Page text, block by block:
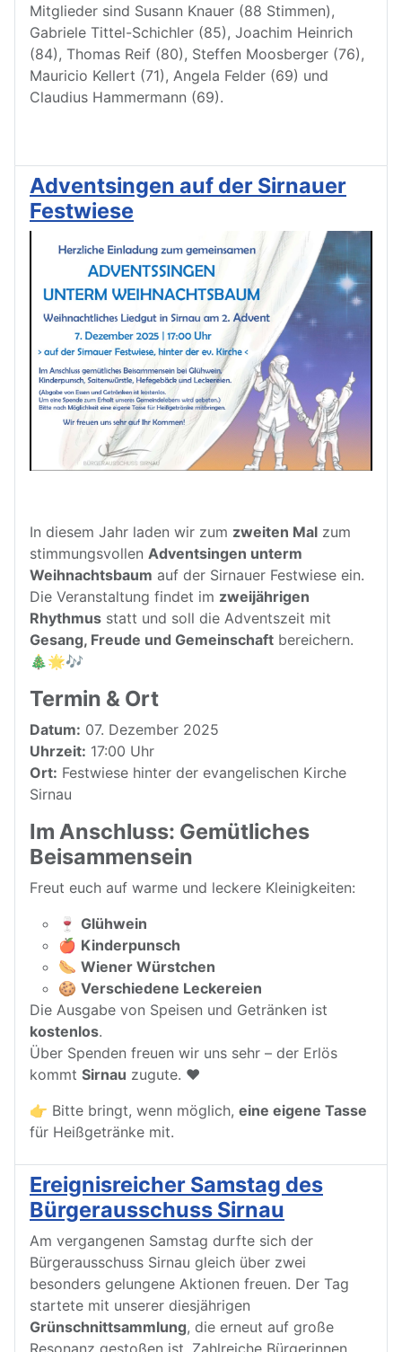
Mitglieder sind Susann Knauer (88 Stimmen),
Gabriele Tittel-Schichler (85), Joachim Heinrich
(84), Thomas Reif (80), Steffen Moosberger (76),
Mauricio Kellert (71), Angela Felder (69) und
Claudius Hammermann (69).
Adventsingen auf der Sirnauer
Festwiese
In diesem Jahr laden wir zum zweiten Mal zum
stimmungsvollen Adventsingen unterm
Weihnachtsbaum auf der Sirnauer Festwiese ein.
Die Veranstaltung findet im zweijährigen
Rhythmus statt und soll die Adventszeit mit
Gesang, Freude und Gemeinschaft bereichern.
🎄🌟🎶
Termin & Ort
Datum: 07. Dezember 2025
Uhrzeit: 17:00 Uhr
Ort: Festwiese hinter der evangelischen Kirche
Sirnau
Im Anschluss: Gemütliches
Beisammensein
Freut euch auf warme und leckere Kleinigkeiten:
🍷 Glühwein
🍎 Kinderpunsch
🌭 Wiener Würstchen
🍪 Verschiedene Leckereien
Die Ausgabe von Speisen und Getränken ist
kostenlos.
Über Spenden freuen wir uns sehr – der Erlös
kommt Sirnau zugute. ❤️
👉 Bitte bringt, wenn möglich, eine eigene Tasse
für Heißgetränke mit.
Ereignisreicher Samstag des
Bürgerausschuss Sirnau
Am vergangenen Samstag durfte sich der
Bürgerausschuss Sirnau gleich über zwei
besonders gelungene Aktionen freuen. Der Tag
startete mit unserer diesjährigen
Grünschnittsammlung, die erneut auf große